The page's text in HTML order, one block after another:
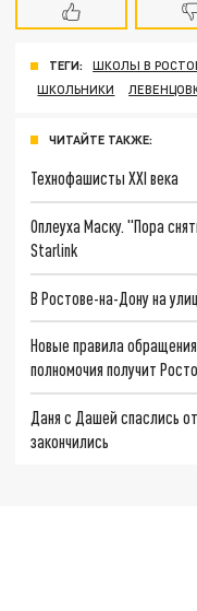
ТЕГИ: ШКОЛЫ В
ШКОЛЬНИКИ
ЧИТАЙТЕ ТАКЖЕ:
Технофашисты XXI века
Оплеуха Маску. "Пора
Starlink
В Ростове-на-Дону на
Новые правила
полномочия получит
Даня с Дашей спаслись
закончились